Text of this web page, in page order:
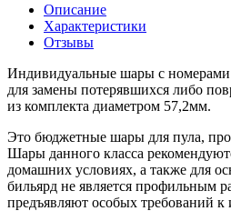
Описание
Характеристики
Отзывы
Индивидуальные шары с номерами
для замены потерявшихся либо
из комплекта диаметром 57,2мм.
Это бюджетные шары для пула,
Шары данного класса
домашних условиях, а также для
бильярд не является профильным
предъявляют особых требований